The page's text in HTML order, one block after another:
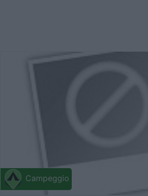
Campeggio